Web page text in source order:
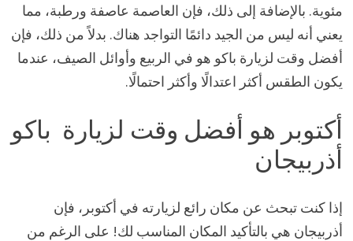
مئوية. بالإضافة إلى ذلك، فإن العاصمة عاصفة ورطبة، مما
يعني أنه ليس من الجيد دائمًا التواجد هناك. بدلاً من ذلك، فإن
أفضل وقت لزيارة باكو هو في الربيع وأوائل الصيف، عندما
يكون الطقس أكثر اعتدالًا وأكثر احتمالًا.
أكتوبر هو أفضل وقت لزيارة باكو
أذربيجان
إذا كنت تبحث عن مكان رائع لزيارته في أكتوبر، فإن
أذربيجان هي بالتأكيد المكان المناسب لك! على الرغم من